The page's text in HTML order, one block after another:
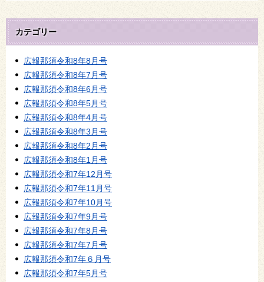
カテゴリー
広報那須令和8年8月号
広報那須令和8年7月号
広報那須令和8年6月号
広報那須令和8年5月号
広報那須令和8年4月号
広報那須令和8年3月号
広報那須令和8年2月号
広報那須令和8年1月号
広報那須令和7年12月号
広報那須令和7年11月号
広報那須令和7年10月号
広報那須令和7年9月号
広報那須令和7年8月号
広報那須令和7年7月号
広報那須令和7年６月号
広報那須令和7年5月号